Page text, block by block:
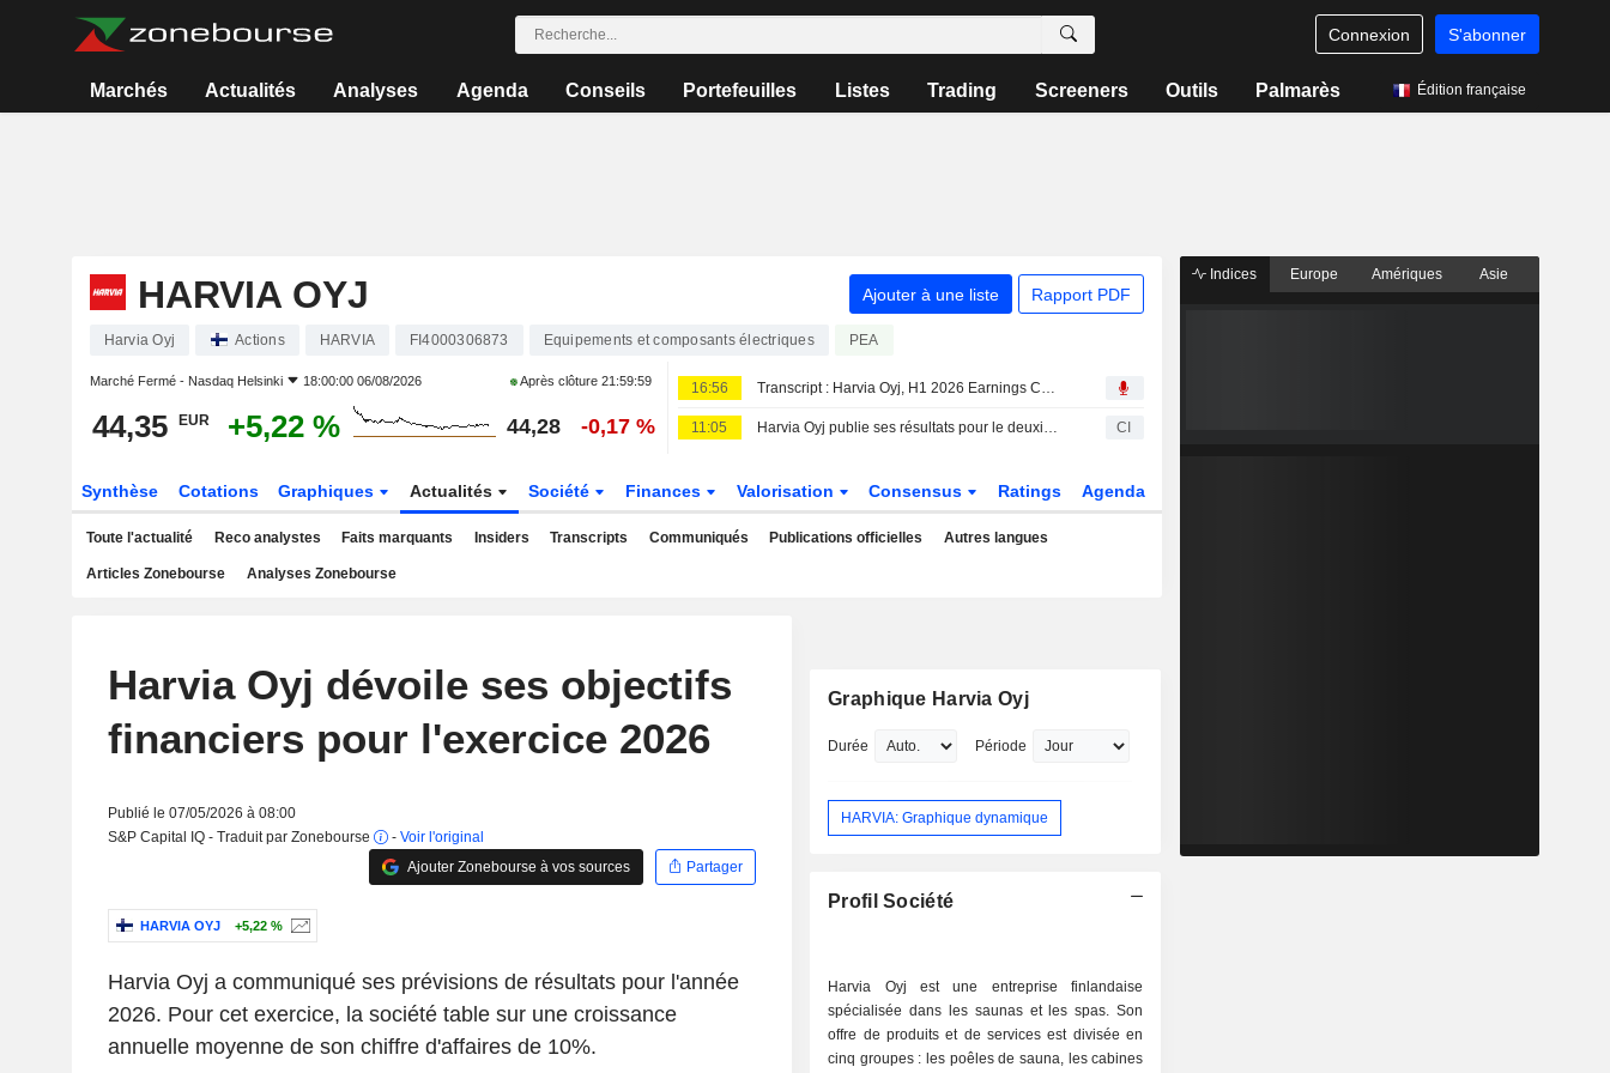
Connexion S'abonner
Marchés Actualités Analyses Agenda Conseils Portefeuilles Listes Trading Screeners Outils Palmarès Édition française
HARVIA OYJ Ajouter à une liste Rapport PDF
Harvia Oyj Actions HARVIA FI4000306873 Equipements et composants électriques PEA
Marché Fermé - Nasdaq Helsinki 18:00:00 06/08/2026 Après clôture 21:59:59
44,35 EUR +5,22 % 44,28 -0,17 %
16:56 Transcript : Harvia Oyj, H1 2026 Earnings Call, Aug 06, 2026
11:05 Harvia Oyj publie ses résultats pour le deuxième trimestre et le premier semestre clos le 30 juin 2026 CI
Synthèse Cotations Graphiques Actualités Société Finances Valorisation Consensus Ratings Agenda
Toute l'actualité Reco analystes Faits marquants Insiders Transcripts Communiqués Publications officielles Autres langues
Articles Zonebourse Analyses Zonebourse
Harvia Oyj dévoile ses objectifs
financiers pour l'exercice 2026
Publié le 07/05/2026 à 08:00
S&P Capital IQ - Traduit par Zonebourse
- Voir l'original
Ajouter Zonebourse à vos sources
Partager
HARVIA OYJ +5,22 %
Harvia Oyj a communiqué ses prévisions de résultats pour l'année
2026. Pour cet exercice, la société table sur une croissance
annuelle moyenne de son chiffre d'affaires de 10%.
Graphique Harvia Oyj
Durée Période
HARVIA: Graphique dynamique
Profil Société
Harvia Oyj est une entreprise finlandaise
spécialisée dans les saunas et les spas. Son
offre de produits et de services est divisée en
cinq groupes : les poêles de sauna, les cabines
Indices Europe Amériques Asie